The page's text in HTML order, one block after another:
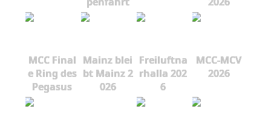
MCC Final
e Ring des
Pegasus
Mainz blei
bt Mainz 2
026
Freiluftna
rhalla 202
6
MCC-MCV
2026